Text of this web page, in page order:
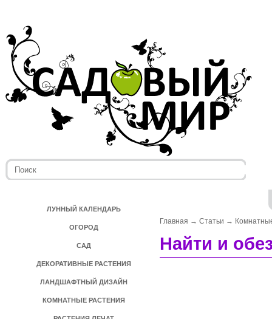
ЛУННЫЙ КАЛЕНДАРЬ
ОГОРОД
САД
ДЕКОРАТИВНЫЕ РАСТЕНИЯ
ЛАНДШАФТНЫЙ ДИЗАЙН
КОМНАТНЫЕ РАСТЕНИЯ
Главная → Статьи →
Найти и